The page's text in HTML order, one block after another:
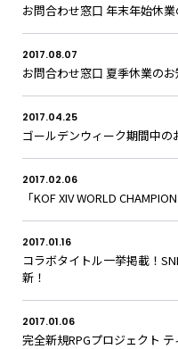
RECRUIT FAN
JPN
お問合わせ窓口 年末年始休
2017.08.07
お問合わせ窓口 夏季休業の
2017.04.25
ゴールデンウィーク期間中
2017.02.06
「KOF XIV WORLD
2017.01.16
コラボタイトル一挙掲載！
新！
2017.01.06
完全新規RPGプロジェクト